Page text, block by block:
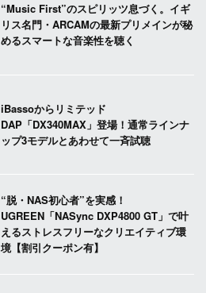
“Music First”のスピリッツ息づく。イギ
リス名門・ARCAMの最新プリメインが秘
めるスマートな音楽性を聴く
iBassoからリミテッド
DAP「DX340MAX」登場！通常ラインナ
ップ3モデルとあわせて一斉試聴
“脱・NAS初心者”を実感！
UGREEN「NASync DXP4800 GT」で叶
えるストレスフリーなクリエイティブ環
境【割引クーポン有】